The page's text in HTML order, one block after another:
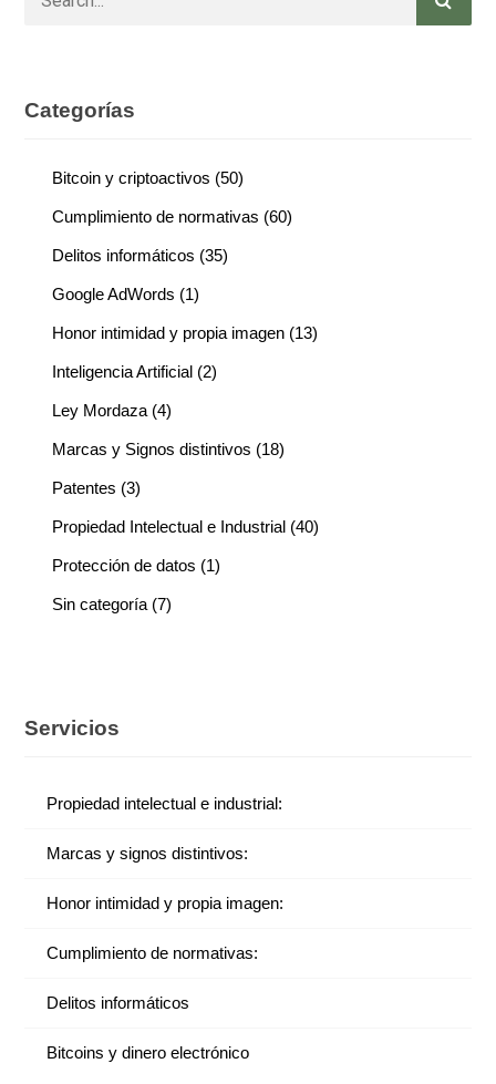
Categorías
Bitcoin y criptoactivos (50)
Cumplimiento de normativas (60)
Delitos informáticos (35)
Google AdWords (1)
Honor intimidad y propia imagen (13)
Inteligencia Artificial (2)
Ley Mordaza (4)
Marcas y Signos distintivos (18)
Patentes (3)
Propiedad Intelectual e Industrial (40)
Protección de datos (1)
Sin categoría (7)
Servicios
Propiedad intelectual e industrial:
Marcas y signos distintivos:
Honor intimidad y propia imagen:
Cumplimiento de normativas:
Delitos informáticos
Bitcoins y dinero electrónico